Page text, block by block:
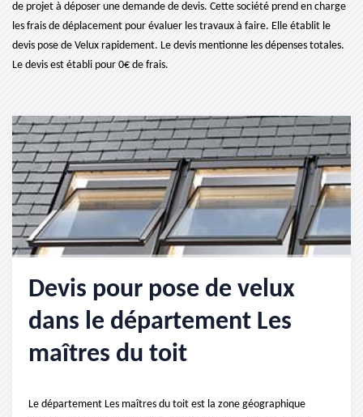
de projet à déposer une demande de devis. Cette société prend en charge
les frais de déplacement pour évaluer les travaux à faire. Elle établit le
devis pose de Velux rapidement. Le devis mentionne les dépenses totales.
Le devis est établi pour 0€ de frais.
Devis pour pose de velux
dans le département Les
maîtres du toit
Le département Les maîtres du toit est la zone géographique